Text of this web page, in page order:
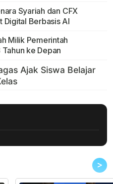
Syariah dan CFX
Digital Berbasis AI
Milik Pemerintah
ke Depan
>